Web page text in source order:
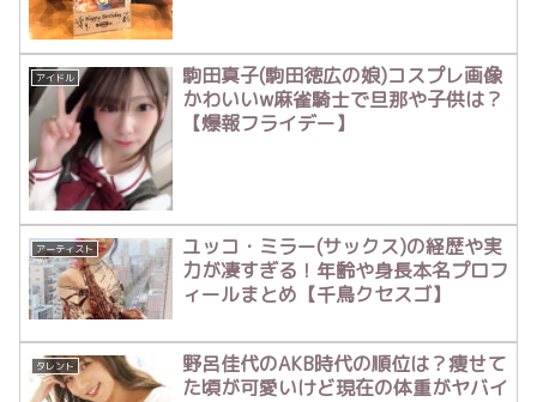
アイドル
駒田真子(駒田徳広の娘)コスプレ画像
かわいいw麻雀騎士で旦那や子供は？
【爆報フライデー】
アーティスト
ユッコ・ミラー(サックス)の経歴や実
力が凄すぎる！年齢や身長本名プロフ
ィールまとめ【千鳥クセスゴ】
タレント
野呂佳代のAKB時代の順位は？痩せて
た頃が可愛いけど現在の体重がヤバイ